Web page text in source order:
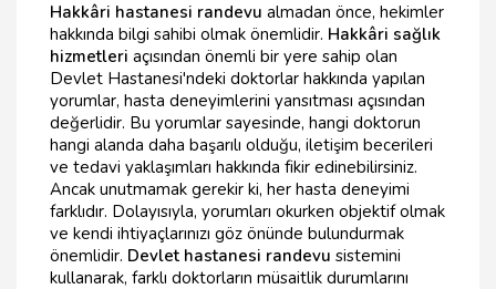
Hakkâri hastanesi randevu almadan önce, hekimler
hakkında bilgi sahibi olmak önemlidir. Hakkâri sağlık
hizmetleri açısından önemli bir yere sahip olan
Devlet Hastanesi'ndeki doktorlar hakkında yapılan
yorumlar, hasta deneyimlerini yansıtması açısından
değerlidir. Bu yorumlar sayesinde, hangi doktorun
hangi alanda daha başarılı olduğu, iletişim becerileri
ve tedavi yaklaşımları hakkında fikir edinebilirsiniz.
Ancak unutmamak gerekir ki, her hasta deneyimi
farklıdır. Dolayısıyla, yorumları okurken objektif olmak
ve kendi ihtiyaçlarınızı göz önünde bulundurmak
önemlidir. Devlet hastanesi randevu sistemini
kullanarak, farklı doktorların müsaitlik durumlarını